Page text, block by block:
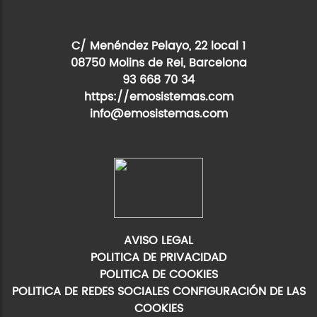
C/ Menéndez Pelayo, 22 local 1
08750 Molins de Rei, Barcelona
93 668 70 34
https://emosistemas.com
info@emosistemas.com
AVISO LEGAL
POLITICA DE PRIVACIDAD
POLITICA DE COOKIES
POLITICA DE REDES SOCIALES CONFIGURACIÓN DE LAS
COOKIES